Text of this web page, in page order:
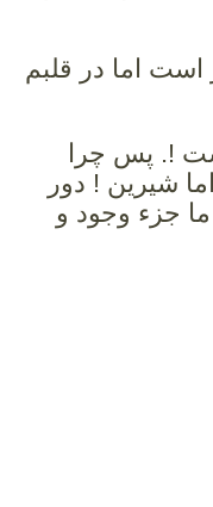
اما در قلبم
!. پس چرا
شیرین ! دور
جزء وجود و